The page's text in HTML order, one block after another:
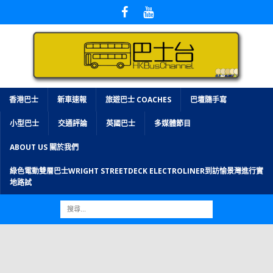
香港巴士 新車速報 旅遊巴士 COACHES 巴壇隨手寫
小型巴士 交通評論 英國巴士 多媒體節目
ABOUT US 關於我們
綠色電動雙層巴士WRIGHT STREETDECK ELECTROLINER到訪愉景灣進行實
地路試